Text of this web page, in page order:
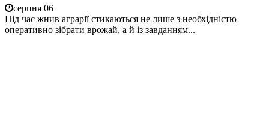
серпня 06
Під час жнив аграрії стикаються не лише з необхідністю
оперативно зібрати врожай, а й із завданням...